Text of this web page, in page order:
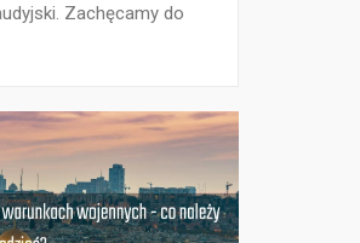
Zachęcamy do